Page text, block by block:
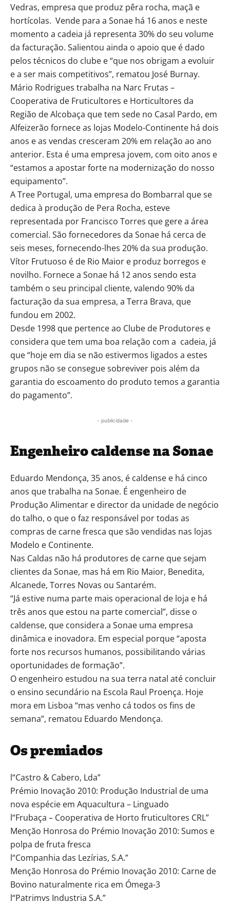
Vedras, empresa que produz pêra rocha, maçã e
hortícolas. Vende para a Sonae há 16 anos e neste
momento a cadeia já representa 30% do seu volume
da facturação. Salientou ainda o apoio que é dado
pelos técnicos do clube e “que nos obrigam a evoluir
e a ser mais competitivos”, rematou José Burnay.
Mário Rodrigues trabalha na Narc Frutas –
Cooperativa de Fruticultores e Horticultores da
Região de Alcobaça que tem sede no Casal Pardo, em
Alfeizerão fornece as lojas Modelo-Continente há dois
anos e as vendas cresceram 20% em relação ao ano
anterior. Esta é uma empresa jovem, com oito anos e
“estamos a apostar forte na modernização do nosso
equipamento”.
A Tree Portugal, uma empresa do Bombarral que se
dedica à produção de Pera Rocha, esteve
representada por Francisco Torres que gere a área
comercial. São fornecedores da Sonae há cerca de
seis meses, fornecendo-lhes 20% da sua produção.
Vítor Frutuoso é de Rio Maior e produz borregos e
novilho. Fornece a Sonae há 12 anos sendo esta
também o seu principal cliente, valendo 90% da
facturação da sua empresa, a Terra Brava, que
fundou em 2002.
Desde 1998 que pertence ao Clube de Produtores e
considera que tem uma boa relação com a cadeia, já
que “hoje em dia se não estivermos ligados a estes
grupos não se consegue sobreviver pois além da
garantia do escoamento do produto temos a garantia
do pagamento”.
- publicidade -
Engenheiro caldense na Sonae
Eduardo Mendonça, 35 anos, é caldense e há cinco
anos que trabalha na Sonae. É engenheiro de
Produção Alimentar e director da unidade de negócio
do talho, o que o faz responsável por todas as
compras de carne fresca que são vendidas nas lojas
Modelo e Continente.
Nas Caldas não há produtores de carne que sejam
clientes da Sonae, mas há em Rio Maior, Benedita,
Alcanede, Torres Novas ou Santarém.
“Já estive numa parte mais operacional de loja e há
três anos que estou na parte comercial”, disse o
caldense, que considera a Sonae uma empresa
dinâmica e inovadora. Em especial porque “aposta
forte nos recursos humanos, possibilitando várias
oportunidades de formação”.
O engenheiro estudou na sua terra natal até concluir
o ensino secundário na Escola Raul Proença. Hoje
mora em Lisboa “mas venho cá todos os fins de
semana”, rematou Eduardo Mendonça.
Os premiados
l“Castro & Cabero, Lda”
Prémio Inovação 2010: Produção Industrial de uma
nova espécie em Aquacultura – Linguado
l“Frubaça – Cooperativa de Horto fruticultores CRL”
Menção Honrosa do Prémio Inovação 2010: Sumos e
polpa de fruta fresca
l“Companhia das Lezírias, S.A.”
Menção Honrosa do Prémio Inovação 2010: Carne de
Bovino naturalmente rica em Ómega-3
l“Patrimvs Industria S.A.”